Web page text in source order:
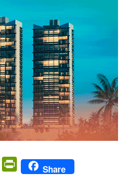
Email PrintFriendly
Share